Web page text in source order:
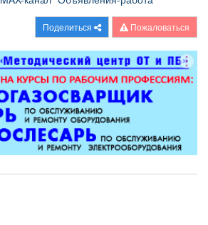
Поделиться Пожаловаться